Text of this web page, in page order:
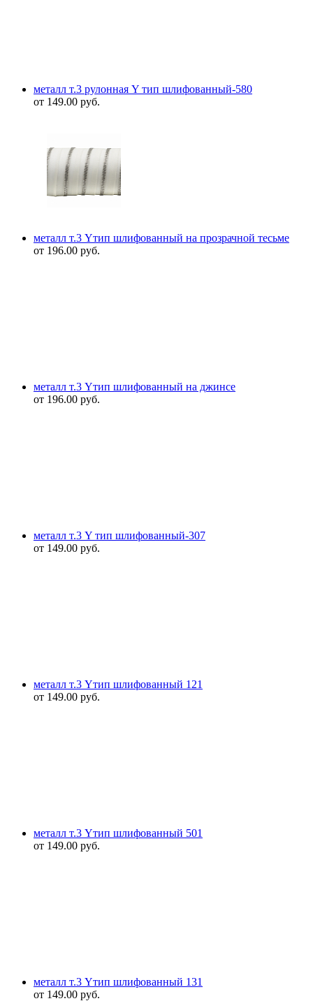
металл т.3 рулонная Y тип шлифованный-580
от 149.00 руб.
металл т.3 Yтип шлифованный на прозрачной тесьме
от 196.00 руб.
металл т.3 Yтип шлифованный на джинсе
от 196.00 руб.
металл т.3 Y тип шлифованный-307
от 149.00 руб.
металл т.3 Yтип шлифованный 121
от 149.00 руб.
металл т.3 Yтип шлифованный 501
от 149.00 руб.
металл т.3 Yтип шлифованный 131
от 149.00 руб.